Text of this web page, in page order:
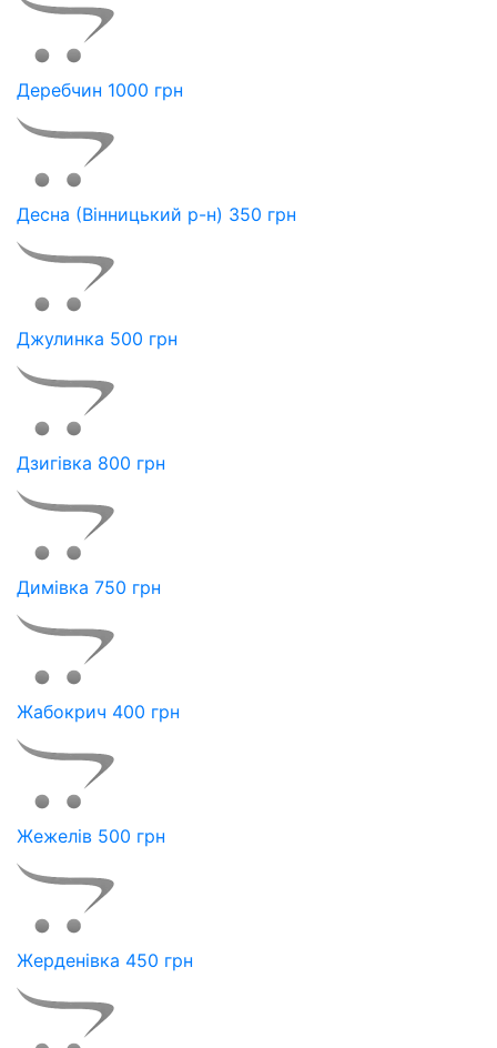
Деребчин 1000 грн
Десна (Вінницький р-н) 350 грн
Джулинка 500 грн
Дзигівка 800 грн
Димівка 750 грн
Жабокрич 400 грн
Жежелів 500 грн
Жерденівка 450 грн